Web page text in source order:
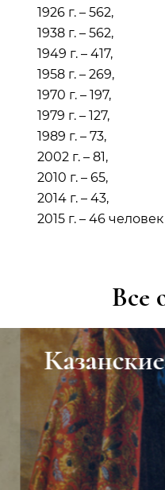
1926 г. – 562,
1938 г. – 562,
1949 г. – 417,
1958 г. – 269,
1970 г. – 197,
1979 г. – 127,
1989 г. – 73,
2002 г. – 81,
2010 г. – 65,
2014 г. – 43,
2015 г. – 46
Все
Казанские